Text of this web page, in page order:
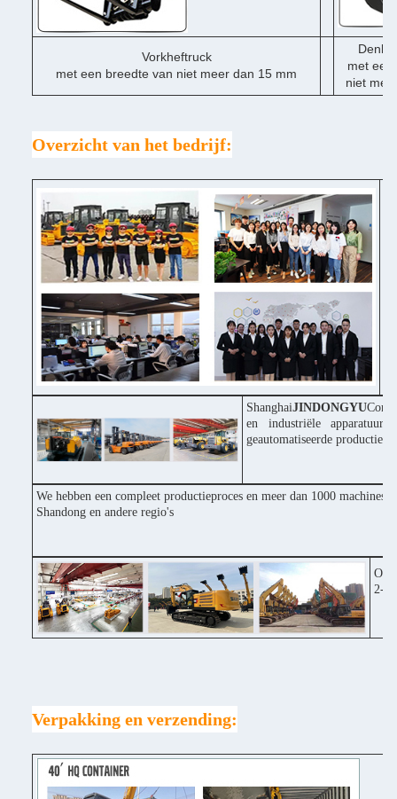
Vorkheftruck
met een breedte van niet meer dan 15 mm
met een
niet
Overzicht van het bedrijf:
ShanghaiJINDONGYU
en industriële
geautomatiseerde
We hebben een compleet productieproces en meer dan 1000
Shandong en andere regio's
2-3
Verpakking en verzending: